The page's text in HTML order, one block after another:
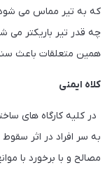
که به تیر مماس می
چه قدر تیر باریکتر می
همین متعلقات باعث
کلاه ایمنی
در کلیه کارگاه های
به سر افراد در اثر
مصالح و با برخورد با